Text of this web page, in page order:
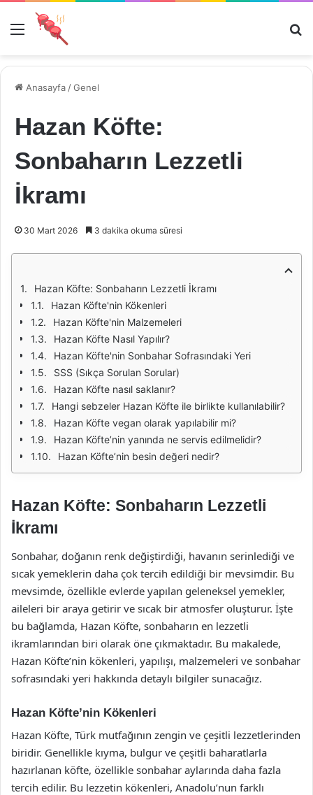
Menü
Anasayfa /Genel
Hazan Köfte:
Sonbaharın Lezzetli
İkramı
30 Mart 2026 3 dakika okuma süresi
Hazan Köfte: Sonbaharın Lezzetli İkramı
Hazan Köfte'nin Kökenleri
Hazan Köfte'nin Malzemeleri
Hazan Köfte Nasıl Yapılır?
Hazan Köfte'nin Sonbahar Sofrasındaki Yeri
SSS (Sıkça Sorulan Sorular)
Hazan Köfte nasıl saklanır?
Hangi sebzeler Hazan Köfte ile birlikte kullanılabilir?
Hazan Köfte vegan olarak yapılabilir mi?
Hazan Köfte’nin yanında ne servis edilmelidir?
Hazan Köfte’nin besin değeri nedir?
Hazan Köfte: Sonbaharın Lezzetli
İkramı
Sonbahar, doğanın renk değiştirdiği, havanın serinlediği ve
sıcak yemeklerin daha çok tercih edildiği bir mevsimdir. Bu
mevsimde, özellikle evlerde yapılan geleneksel yemekler,
aileleri bir araya getirir ve sıcak bir atmosfer oluşturur. İşte
bu bağlamda, Hazan Köfte, sonbaharın en lezzetli
ikramlarından biri olarak öne çıkmaktadır. Bu makalede,
Hazan Köfte’nin kökenleri, yapılışı, malzemeleri ve sonbahar
sofrasındaki yeri hakkında detaylı bilgiler sunacağız.
Hazan Köfte’nin Kökenleri
Hazan Köfte, Türk mutfağının zengin ve çeşitli lezzetlerinden
biridir. Genellikle kıyma, bulgur ve çeşitli baharatlarla
hazırlanan köfte, özellikle sonbahar aylarında daha fazla
tercih edilir. Bu lezzetin kökenleri, Anadolu’nun farklı